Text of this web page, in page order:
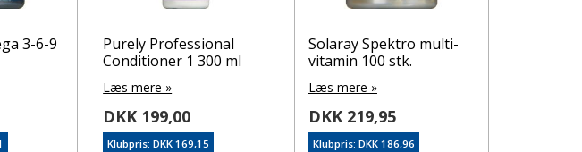
3-6-9
Purely Professional
Conditioner 1 300 ml
Læs mere »
DKK 199,00
Klubpris: DKK 169,15
Solaray Spektro multi-
vitamin 100 stk.
Læs mere »
DKK 219,95
Klubpris: DKK 186,96